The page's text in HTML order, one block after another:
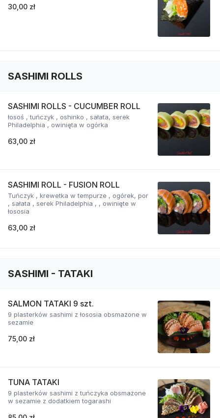
30,00 zł
SASHIMI ROLLS
SASHIMI ROLLS - CUCUMBER ROLL
łosoś , tuńczyk , oshinko , sałata, serek
Philadelphia , owinięta w ogórka
63,00 zł
SASHIMI ROLL - FUSION ROLL
Tuńczyk , krewetka w tempurze , ogórek, por
, sałata , serek Philadelphia , , owinięte w
łososia
63,00 zł
SASHIMI - TATAKI
SALMON TATAKI 9 szt.
9 plasterków sashimi z łososia obsmażone w
sezamie
75,00 zł
TUNA TATAKI
9 plasterków sashimi z tuńczyka obsmażone
w sezamie z dodatkiem togarashi